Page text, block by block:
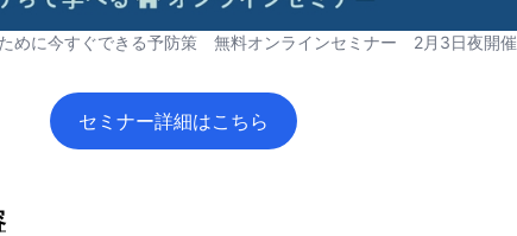
めに今すぐできる予防策 無料オンラインセミナー 2月3日夜開催
セミナー詳細はこちら